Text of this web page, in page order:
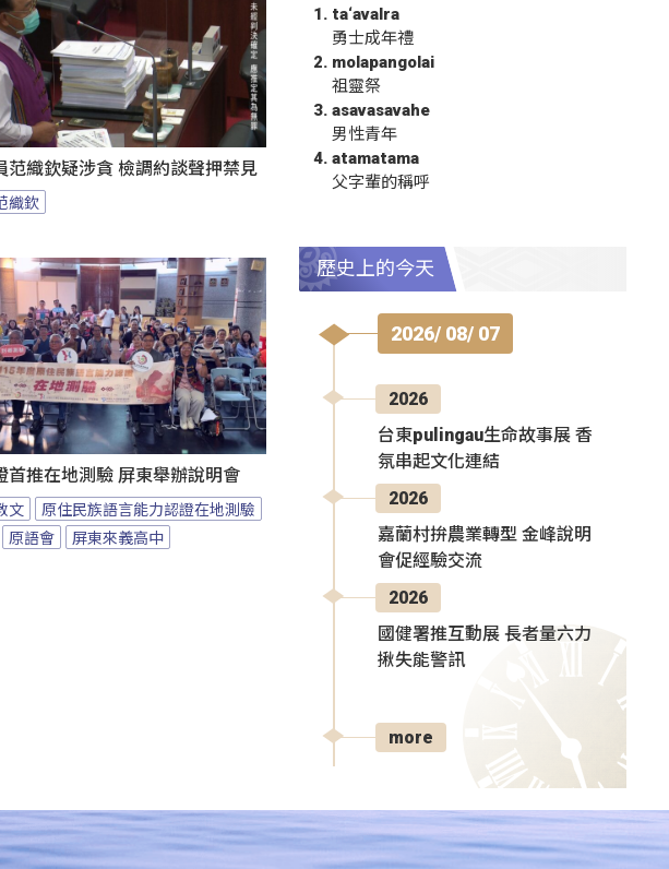
范織欽疑涉貪 檢調約談聲押禁見
織欽
首推在地測驗 屏東舉辦說明會
文
原住民族語言能力認證在地測驗
原語會 屏東來義高中
ta‘avalra
勇士成年禮
molapangolai
祖靈祭
asavasavahe
男性青年
atamatama
父字輩的稱呼
歷史上的今天
2026/ 08/ 07
2026
台東pulingau生命故事展 香
氛串起文化連結
2026
嘉蘭村拚農業轉型 金峰說明
會促經驗交流
2026
國健署推互動展 長者量六力
揪失能警訊
more